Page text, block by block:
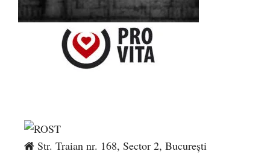
Str. Traian nr. 168, Sector 2, București